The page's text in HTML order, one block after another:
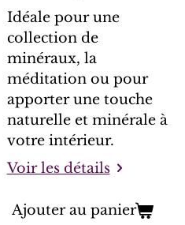
Idéale pour une
collection de
minéraux, la
méditation ou pour
apporter une touche
naturelle et minérale à
votre intérieur.
Voir les détails
Ajouter au panier